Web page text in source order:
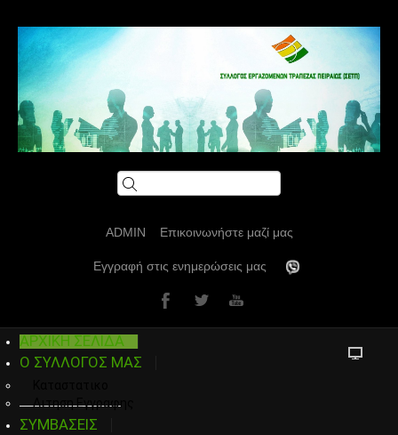
ADMIN Επικοινωνήστε μαζί μας
Εγγραφή στις ενημερώσεις μας
ΑΡΧΙΚΗ ΣΕΛΙΔΑ
Ο ΣΥΛΛΟΓΟΣ ΜΑΣ
Αιτηση Εγγραφης
ΣΥΜΒΑΣΕΙΣ